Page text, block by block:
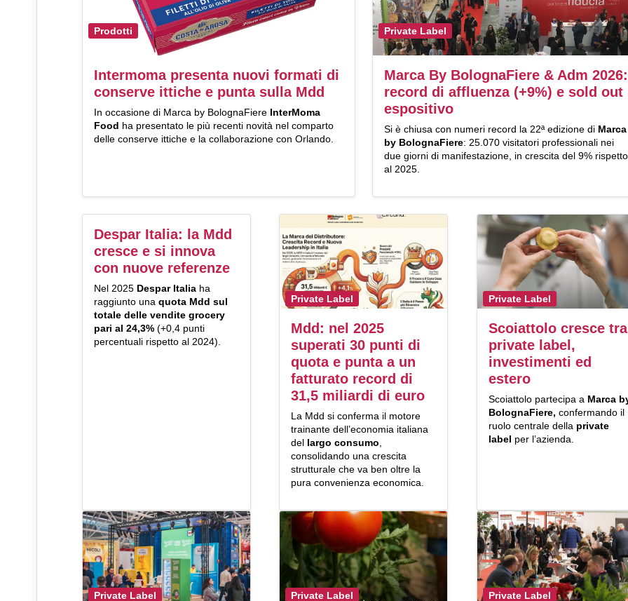
Prodotti
Intermoma presenta nuovi formati di
conserve ittiche e punta sulla Mdd
In occasione di Marca by BolognaFiere InterMoma
Food ha presentato le più recenti novità nel comparto
delle conserve ittiche e la collaborazione con Orlando.
Private Label
Marca By BolognaFiere & Adm 2026:
record di affluenza (+9%) e sold out
espositivo
Si è chiusa con numeri record la 22ª edizione di Marca
by BolognaFiere: 25.070 visitatori professionali nei
due giorni di manifestazione, in crescita del 9% rispetto
al 2025.
Despar Italia: la Mdd
cresce e si innova
con nuove referenze
Nel 2025 Despar Italia ha
raggiunto una quota Mdd sul
totale delle vendite grocery
pari al 24,3% (+0,4 punti
percentuali rispetto al 2024).
Private Label
Mdd: nel 2025
superati 30 punti di
quota e punta a un
fatturato record di
31,5 miliardi di euro
La Mdd si conferma il motore
trainante dell’economia italiana
del largo consumo,
consolidando una crescita
strutturale che va ben oltre la
pura convenienza economica.
Private Label
Scoiattolo cresce tra
private label,
investimenti ed
estero
Scoiattolo partecipa a Marca
BolognaFiere, confermando il
ruolo centrale dellaprivate
label per l’azienda.
Private Label Private Label Private Label